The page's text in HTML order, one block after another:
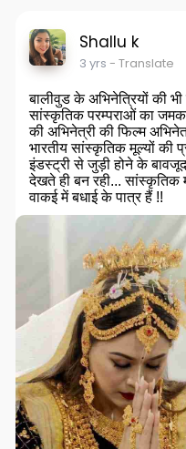
Shallu k
3 yrs - Translate
बालीवुड के अभिनेत्रियों की
सांस्कृतिक परम्पराओं का
की अभिनेत्री की फिल्म
भारतीय सांस्कृतिक मूल्यों की
इंडस्ट्री से जुड़ी होने के बावजूद
देखते ही बन रही...
वाकई में बधाई के पात्र हैं !!